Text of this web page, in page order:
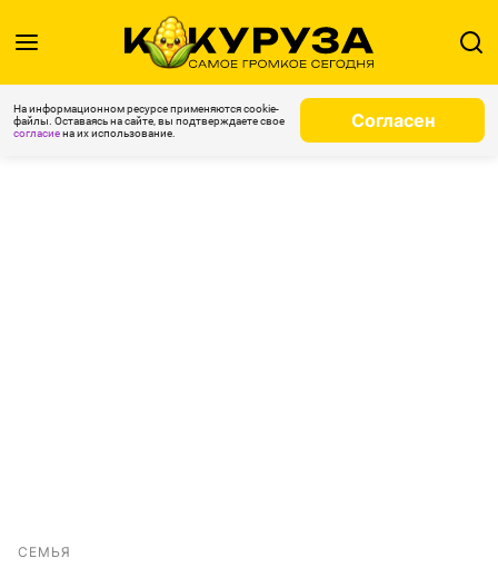
На информационном ресурсе применяются cookie-
файлы. Оставаясь на сайте, вы подтверждаете свое
согласиена их использование.
Согласен
СЕМЬЯ